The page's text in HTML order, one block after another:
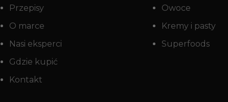
Przepisy
O marce
Nasi eksperci
Gdzie kupić
Kontakt
Owoce
Kremy i pasty
Superfoods